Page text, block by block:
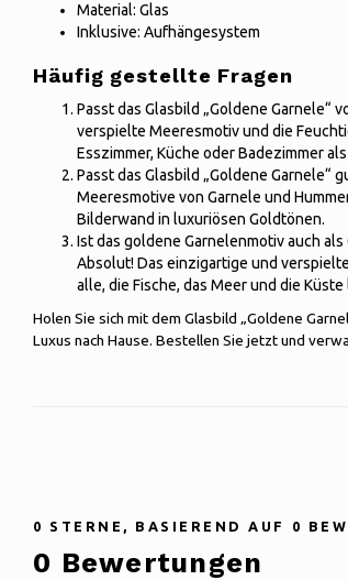
Material: Glas
Inklusive: Aufhängesystem
Häufig gestellte Fragen
Passt das Glasbild „Goldene Garnele“
verspielte Meeresmotiv und die
Esszimmer, Küche oder Badezimmer
Passt das Glasbild „Goldene Garnele“
Meeresmotive von Garnele und
Bilderwand in luxuriösen Goldtönen.
Ist das goldene Garnelenmotiv auch
Absolut! Das einzigartige und
alle, die Fische, das Meer und die
Holen Sie sich mit dem Glasbild „Goldene
Luxus nach Hause. Bestellen Sie jetzt und
0 STERNE, BASIEREND AUF 0
0 Bewertungen